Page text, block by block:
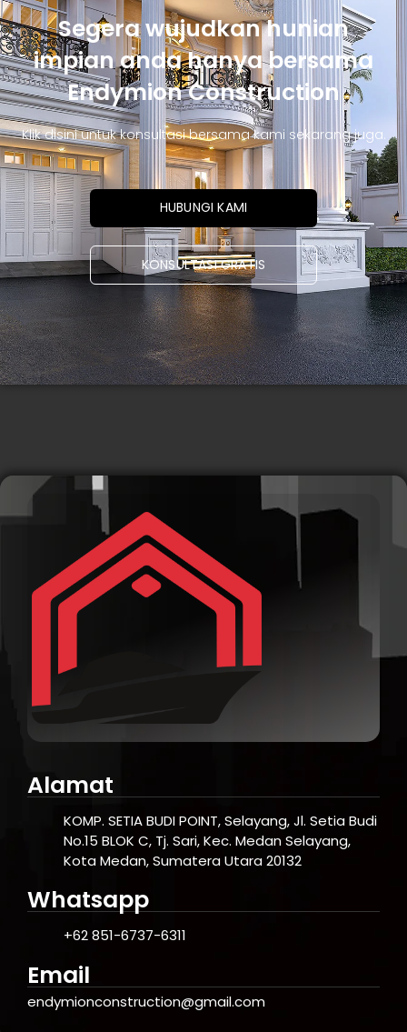
Segera wujudkan hunian
impian anda hanya bersama
Endymion Construction
Klik disini untuk konsultasi bersama kami sekarang juga.
HUBUNGI KAMI
KONSULTASI GRATIS
Alamat
KOMP. SETIA BUDI POINT, Selayang, Jl. Setia Budi
No.15 BLOK C, Tj. Sari, Kec. Medan Selayang,
Kota Medan, Sumatera Utara 20132
Whatsapp
+62 851-6737-6311
Email
endymionconstruction@gmail.com